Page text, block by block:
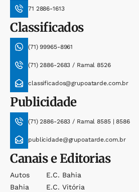
71 2886-1613
Classificados
(71) 99965-8961
(71) 2886-2683 / Ramal 8526
classificados@grupoatarde.com.br
Publicidade
(71) 2886-2683 / Ramal 8585 | 8586
publicidade@grupoatarde.com.br
Canais e Editorias
Autos
Bahia
E.c. Bahia
E.c. Vitória